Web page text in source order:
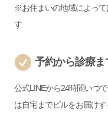
※お住まいの地域によって
す
予約から診療
公式LINEから24時間いつ
は自宅までピルをお届け